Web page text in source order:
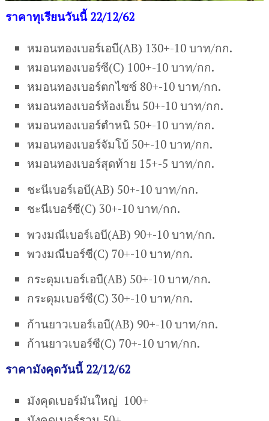
ราคาทุเรียนวันนี้ 22/12/62
หมอนทองเบอร์เอบี(AB) 130+-10 บาท/กก.
หมอนทองเบอร์ซี(C) 100+-10 บาท/กก.
หมอนทองเบอร์ตกไซซ์ 80+-10 บาท/กก.
หมอนทองเบอร์ห้องเย็น 50+-10 บาท/กก.
หมอนทองเบอร์ตำหนิ 50+-10 บาท/กก.
หมอนทองเบอร์จัมโบ้ 50+-10 บาท/กก.
หมอนทองเบอร์สุดท้าย 15+-5 บาท/กก.
ชะนีเบอร์เอบี(AB) 50+-10 บาท/กก.
ชะนีเบอร์ซี(C) 30+-10 บาท/กก.
พวงมณีเบอร์เอบี(AB) 90+-10 บาท/กก.
พวงมณีบอร์ซี(C) 70+-10 บาท/กก.
กระดุมเบอร์เอบี(AB) 50+-10 บาท/กก.
กระดุมเบอร์ซี(C) 30+-10 บาท/กก.
ก้านยาวเบอร์เอบี(AB) 90+-10 บาท/กก.
ก้านยาวเบอร์ซี(C) 70+-10 บาท/กก.
ราคามังคุดวันนี้ 22/12/62
มังคุดเบอร์มันใหญ่ 100+